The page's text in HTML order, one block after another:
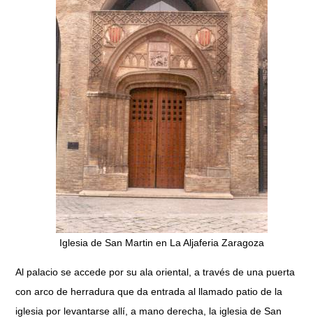
Iglesia de San Martin en La Aljaferia Zaragoza
Al palacio se accede por su ala oriental, a través de una puerta
con arco de herradura que da entrada al llamado patio de la
iglesia por levantarse allí, a mano derecha, la iglesia de San